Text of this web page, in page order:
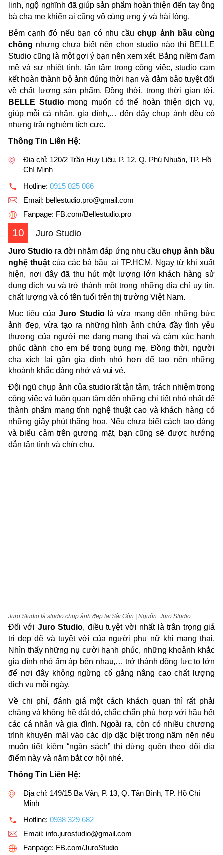
linh, ngộ nghĩnh đã giúp sản phẩm hoàn thiện đến tay ông
bà cha mẹ khiến ai cũng vô cùng ưng ý và hài lòng.
Bêm cạnh đó nếu bạn có nhu cầuchụp ảnh bầu cùng
chồng nhưng chưa biết nên chọn studio nào thì BELLE
Studio cũng là một gợi ý bạn nên xem xét. Bằng niềm đam
mê và sự nhiệt tình, tận tâm trong công việc, studio cam
kết hoàn thành bộ ảnh đúng thời hạn và đảm bảo tuyệt đối
về chất lượng sản phẩm. Đồng thời, trong thời gian tới,
BELLE Studiomong muốn có thể hoàn thiện dịch vụ,
giúp mỗi cá nhân, gia đình,… đến đây chụp ảnh đều có
những trải nghiệm tích cực.
Thông Tin Liên Hệ:
Địa chỉ: 120/2 Trần Huy Liệu, P. 12, Q. Phú Nhuận, TP. Hồ
Chí Minh
Hotline: 0915 025 086
Email: bellestudio.pro@gmail.com
Fanpage: FB.com/Bellestudio.pro
10 Juro Studio
Juro Studio ra đời nhằm đáp ứng nhu cầu chụp ảnh bầu
nghệ thuật của các bà bầu tại TP.HCM. Ngay từ khi xuất
hiện, nơi đây đã thu hút một lượng lớn khách hàng sử
dụng dịch vụ và trở thành một trong những địa chỉ uy tín,
chất lượng và có tên tuổi trên thị trường Việt Nam.
Mục tiêu củaJuro Studiolà vừa mang đến những bức
ảnh đẹp, vừa tạo ra những hình ảnh chứa đầy tình yêu
thương của người mẹ đang mang thai và cảm xúc hạnh
phúc dành cho em bé trong bụng mẹ. Đồng thời, người
cha xích lại gần gia đình nhỏ hơn để tạo nên những
khoảnh khắc đáng nhớ và vui vẻ.
Đội ngũ chụp ảnh của studio rất tận tâm, trách nhiệm trong
công việc và luôn quan tâm đến những chi tiết nhỏ nhất để
thành phẩm mang tính nghệ thuật cao và khách hàng có
những giây phút thăng hoa. Nếu chưa biết cách tạo dáng
và biểu cảm trên gương mặt, bạn cũng sẽ được hướng
dẫn tận tình và chỉn chu.
Juro Studio là studio chụp ảnh đẹp tại Sài Gòn | Nguồn: Juro Studio
Đối với Juro Studio, điều tuyệt vời nhất là trân trọng giá
trị đẹp đẽ và tuyệt vời của người phụ nữ khi mang thai.
Nhìn thấy những nụ cười hạnh phúc, những khoảnh khắc
gia đình nhỏ ấm áp bên nhau,… trở thành động lực to lớn
để nơi đây không ngừng cố gắng nâng cao chất lượng
dịch vụ mỗi ngày.
Về chi phí, đánh giá một cách khách quan thì rất phải
chăng và không hề đắt đỏ, chắc chắn phù hợp với hầu hết
các cá nhân và gia đình. Ngoài ra, còn có nhiều chương
trình khuyến mãi vào các dịp đặc biệt trong năm nên nếu
muốn tiết kiệm “ngân sách” thì đừng quên theo dõi địa
điểm này và nắm bắt cơ hội nhé.
Thông Tin Liên Hệ:
Địa chỉ: 149/15 Ba Vân, P. 13, Q. Tân Bình, TP. Hồ Chí
Minh
Hotline: 0938 329 682
Email: info.jurostudio@gmail.com
Fanpage: FB.com/JuroStudio